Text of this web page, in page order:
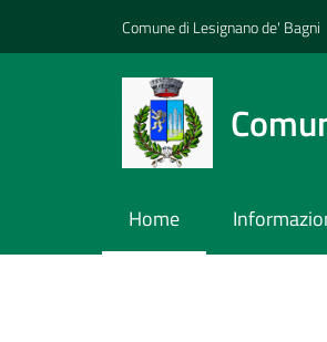
Comune di Lesignano de' Bagni
Home